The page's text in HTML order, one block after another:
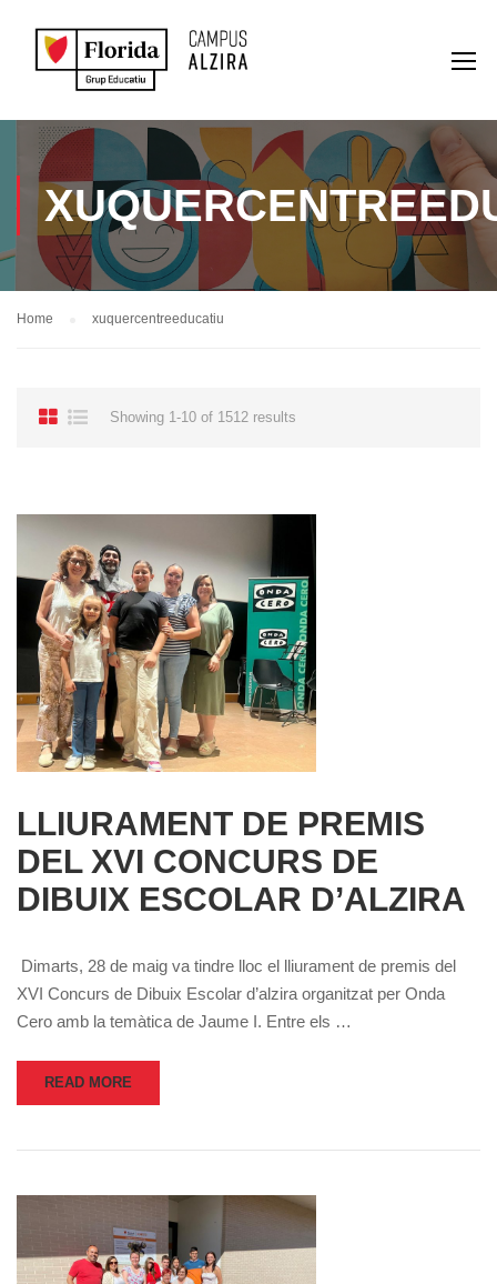
Home xuquercentreeducatiu
Showing 1-10 of 1512 results
LLIURAMENT DE PREMIS
DEL XVI CONCURS DE
DIBUIX ESCOLAR D’ALZIRA
Dimarts, 28 de maig va tindre lloc el lliurament de premis del
XVI Concurs de Dibuix Escolar d’alzira organitzat per Onda
Cero amb la temàtica de Jaume I. Entre els …
READ MORE